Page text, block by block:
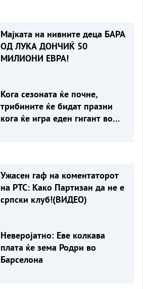
Мајката на нивните деца БАРА
ОД ЛУКА ДОНЧИЌ 50
МИЛИОНИ ЕВРА!
Кога сезоната ќе почне,
трибините ќе бидат празни
кога ќе игра еден гигант во
Ужасен гаф на коментаторот
на РТС: Како Партизан да не е
српски клуб!(ВИДЕО)
Неверојатно: Еве колкава
плата ќе зема Родри во
Барселона